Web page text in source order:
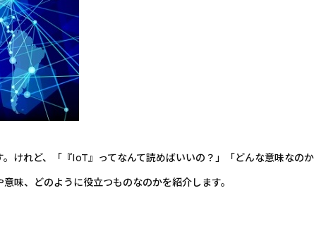
けれど、「『IoT』ってなんて読めばいいの？」「どんな意味な
味、どのように役立つものなのかを紹介します。